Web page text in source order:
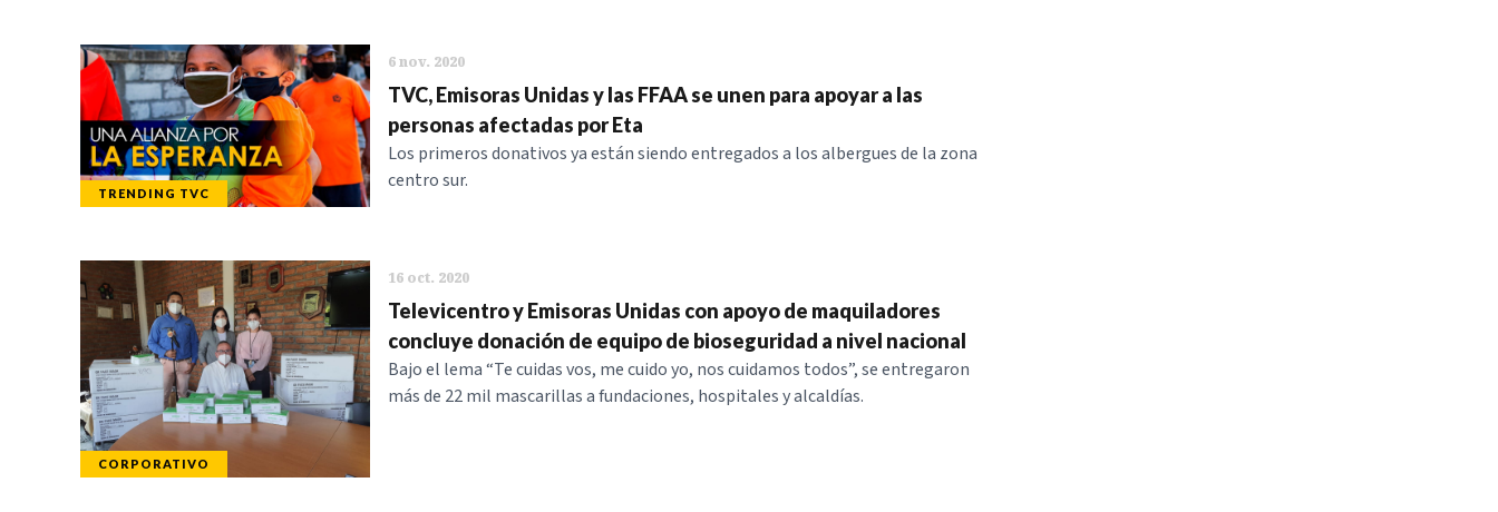
TRENDING TVC
6 nov. 2020
TVC, Emisoras Unidas y las FFAA se unen para apoyar a las
personas afectadas por Eta
Los primeros donativos ya están siendo entregados a los albergues de la zona
centro sur.
CORPORATIVO
16 oct. 2020
Televicentro y Emisoras Unidas con apoyo de maquiladores
concluye donación de equipo de bioseguridad a nivel nacional
Bajo el lema “Te cuidas vos, me cuido yo, nos cuidamos todos”, se entregaron
más de 22 mil mascarillas a fundaciones, hospitales y alcaldías.